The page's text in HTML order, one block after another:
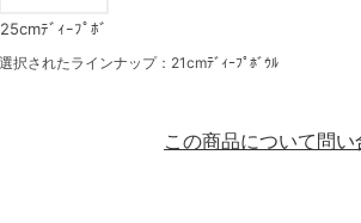
25cmﾃﾞｨｰﾌﾟﾎﾞ
選択されたラインナップ：21cmﾃﾞｨｰﾌﾟﾎﾞｳﾙ
この商品について問い